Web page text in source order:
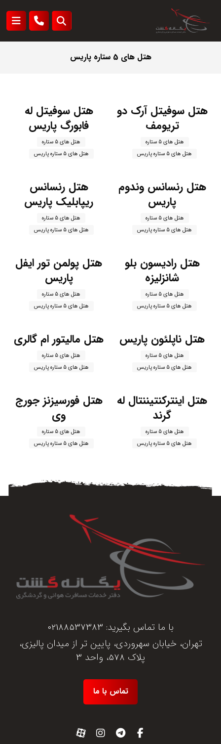
هتل های 5 ستاره پاریس
هتل سوفیتل آرک دو
تریومف
هتل های 5 ستاره
هتل های 5 ستاره پاریس
هتل سوفیتل له
فابورگ پاریس
هتل های 5 ستاره
هتل های 5 ستاره پاریس
هتل رنسانس وندوم
پاریس
هتل های 5 ستاره
هتل های 5 ستاره پاریس
هتل رنسانس
ریپابلیک پاریس
هتل های 5 ستاره
هتل های 5 ستاره پاریس
هتل رادیسون بلو
شانزلیزه
هتل های 5 ستاره
هتل های 5 ستاره پاریس
هتل پولمن تور ایفل
پاریس
هتل های 5 ستاره
هتل های 5 ستاره پاریس
هتل ناپلئون پاریس
هتل های 5 ستاره
هتل های 5 ستاره پاریس
هتل مالیتور ام گالری
هتل های 5 ستاره
هتل های 5 ستاره پاریس
هتل اینترکنتیننتال له
گرند
هتل های 5 ستاره
هتل های 5 ستاره پاریس
هتل فورسیزنز جورج
وی
هتل های 5 ستاره
هتل های 5 ستاره پاریس
با ما تماس بگیرید: 02188537383
تهران، خیابان سهروردی، پایین تر از میدان پالیزی،
پلاک 578، واحد 3
تماس با ما